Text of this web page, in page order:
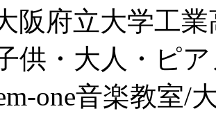
阪府立大学工
供・大人・ピ
one音楽教室/